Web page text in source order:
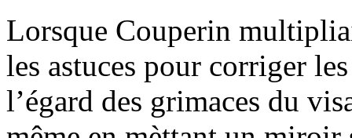
Lorsque Couperin
les astuces pour corriger
l’égard des grimaces du